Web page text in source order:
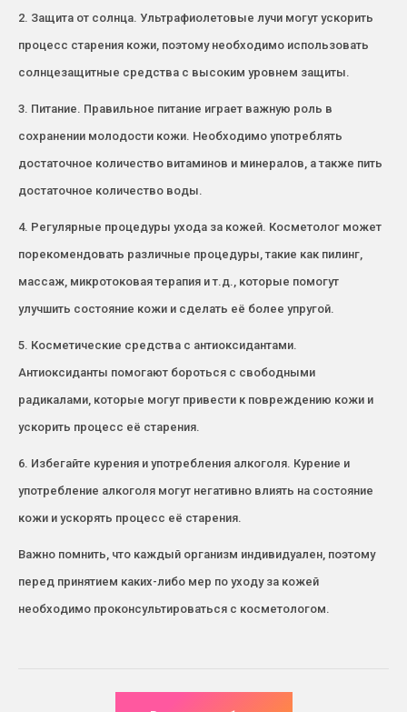
2. Защита от солнца. Ультрафиолетовые лучи могут ускорить
процесс старения кожи, поэтому необходимо использовать
солнцезащитные средства с высоким уровнем защиты.
3. Питание. Правильное питание играет важную роль в
сохранении молодости кожи. Необходимо употреблять
достаточное количество витаминов и минералов, а также пить
достаточное количество воды.
4. Регулярные процедуры ухода за кожей. Косметолог может
порекомендовать различные процедуры, такие как пилинг,
массаж, микротоковая терапия и т.д., которые помогут
улучшить состояние кожи и сделать её более упругой.
5. Косметические средства с антиоксидантами.
Антиоксиданты помогают бороться с свободными
радикалами, которые могут привести к повреждению кожи и
ускорить процесс её старения.
6. Избегайте курения и употребления алкоголя. Курение и
употребление алкоголя могут негативно влиять на состояние
кожи и ускорять процесс её старения.
Важно помнить, что каждый организм индивидуален, поэтому
перед принятием каких-либо мер по уходу за кожей
необходимо проконсультироваться с косметологом.